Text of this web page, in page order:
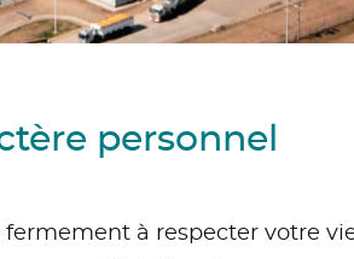
personnel
fermement à respecter votre